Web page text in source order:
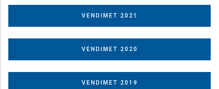
VENDIMET 2021
VENDIMET 2020
VENDIMET 2019